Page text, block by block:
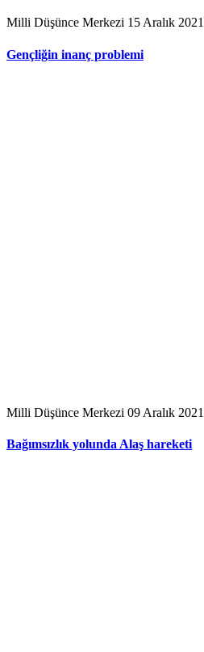
Milli Düşünce Merkezi 15 Aralık 2021
Gençliğin inanç problemi
Milli Düşünce Merkezi 09 Aralık 2021
Bağımsızlık yolunda Alaş hareketi